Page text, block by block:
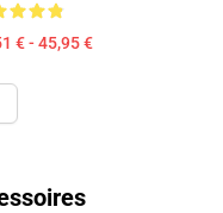
€ - 45,95 €